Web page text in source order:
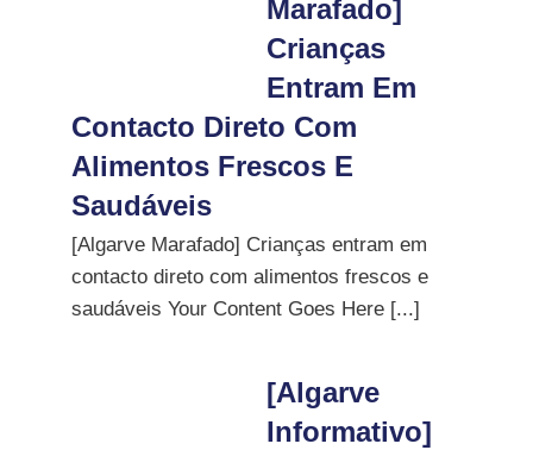
Marafado]
Crianças
Entram Em
Contacto Direto Com
Alimentos Frescos E
Saudáveis
[Algarve Marafado] Crianças entram em
contacto direto com alimentos frescos e
saudáveis Your Content Goes Here [...]
[Algarve
Informativo]